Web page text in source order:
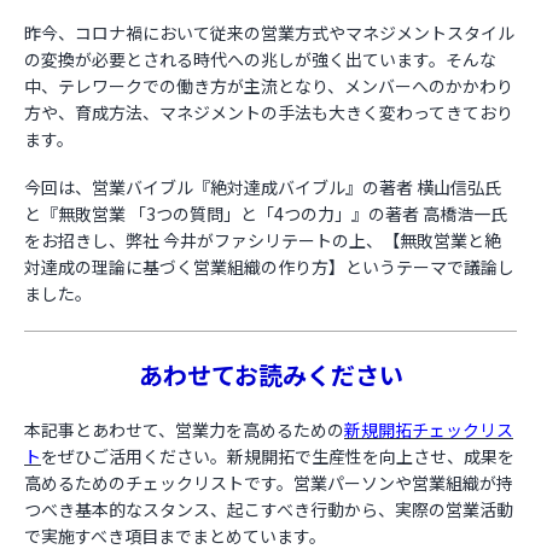
昨今、コロナ禍において従来の営業方式やマネジメントスタイル
の変換が必要とされる時代への兆しが強く出ています。そんな
中、テレワークでの働き方が主流となり、メンバーへのかかわり
方や、育成方法、マネジメントの手法も大きく変わってきており
ます。
今回は、営業バイブル『絶対達成バイブル』の著者 横山信弘氏
と『無敗営業 「3つの質問」と「4つの力」』の著者 高橋浩一氏
をお招きし、弊社 今井がファシリテートの上、【無敗営業と絶
対達成の理論に基づく営業組織の作り方】というテーマで議論し
ました。
あわせてお読みください
本記事とあわせて、営業力を高めるための新規開拓チェックリス
トをぜひご活用ください。新規開拓で生産性を向上させ、成果を
高めるためのチェックリストです。営業パーソンや営業組織が持
つべき基本的なスタンス、起こすべき行動から、実際の営業活動
で実施すべき項目までまとめています。